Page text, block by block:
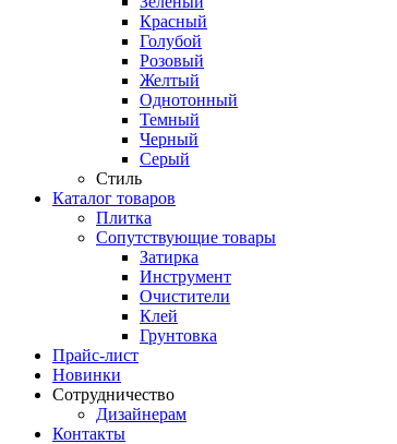
Красный
Голубой
Розовый
Желтый
Однотонный
Темный
Черный
Серый
Стиль
Каталог товаров
Плитка
Сопутствующие товары
Затирка
Инструмент
Очистители
Клей
Грунтовка
Прайс-лист
Новинки
Сотрудничество
Дизайнерам
Контакты